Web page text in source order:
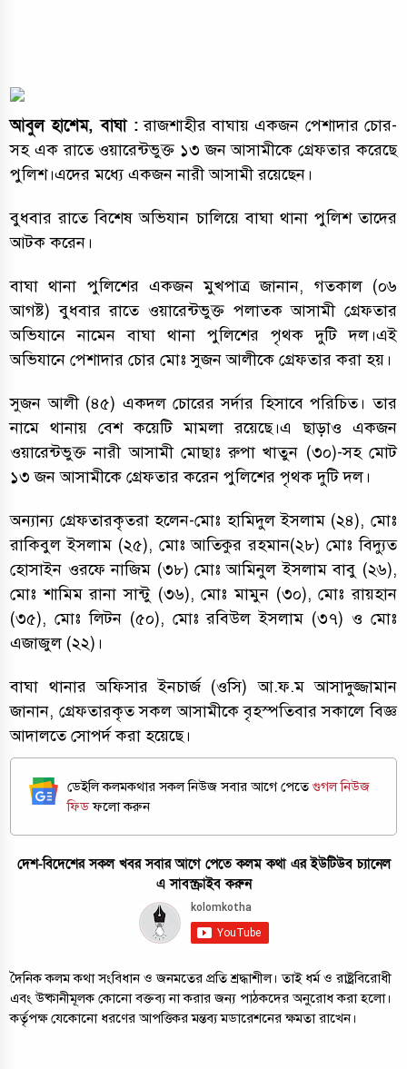
আবুল হাশেম, বাঘা :রাজশাহীর বাঘায় একজন পেশাদার চোর-
সহ এক রাতে ওয়ারেন্টভুক্ত ১৩ জন আসামীকে গ্রেফতার করেছে
পুলিশ।এদের মধ্যে একজন নারী আসামী রয়েছেন।
বুধবার রাতে বিশেষ অভিযান চালিয়ে বাঘা থানা পুলিশ তাদের
আটক করেন।
বাঘা থানা পুলিশের একজন মুখপাত্র জানান, গতকাল (০৬
আগষ্ট) বুধবার রাতে ওয়ারেন্টভুক্ত পলাতক আসামী গ্রেফতার
অভিযানে নামেন বাঘা থানা পুলিশের পৃথক দুটি দল।এই
অভিযানে পেশাদার চোর মোঃ সুজন আলীকে গ্রেফতার করা হয়।
সুজন আলী (৪৫) একদল চোরের সর্দার হিসাবে পরিচিত। তার
নামে থানায় বেশ কয়েটি মামলা রয়েছে।এ ছাড়াও একজন
ওয়ারেন্টভুক্ত নারী আসামী মোছাঃ রুপা খাতুন (৩০)-সহ মোট
১৩ জন আসামীকে গ্রেফতার করেন পুলিশের পৃথক দুটি দল।
অন্যান্য গ্রেফতারকৃতরা হলেন-মোঃ হামিদুল ইসলাম (২৪), মোঃ
রাকিবুল ইসলাম (২৫), মোঃ আতিকুর রহমান(২৮) মোঃ বিদ্যুত
হোসাইন ওরফে নাজিম (৩৮) মোঃ আমিনুল ইসলাম বাবু (২৬),
মোঃ শামিম রানা সান্টু (৩৬), মোঃ মামুন (৩০), মোঃ রায়হান
(৩৫), মোঃ লিটন (৫০), মোঃ রবিউল ইসলাম (৩৭) ও মোঃ
এজাজুল (২২)।
বাঘা থানার অফিসার ইনচার্জ (ওসি) আ.ফ.ম আসাদুজ্জামান
জানান, গ্রেফতারকৃত সকল আসামীকে বৃহস্পতিবার সকালে বিজ্ঞ
আদালতে সোপর্দ করা হয়েছে।
ডেইলি কলমকথার সকল নিউজ সবার আগে পেতেগুগল নিউজ
ফিডফলো করুন
দেশ-বিদেশের সকল খবর সবার আগে পেতে কলম কথা এর ইউটিউব চ্যানেল
এ সাবস্ক্রাইব করুন
দৈনিক কলম কথা সংবিধান ও জনমতের প্রতি শ্রদ্ধাশীল। তাই ধর্ম ও রাষ্ট্রবিরোধী
এবং উষ্কানীমূলক কোনো বক্তব্য না করার জন্য পাঠকদের অনুরোধ করা হলো।
কর্তৃপক্ষ যেকোনো ধরণের আপত্তিকর মন্তব্য মডারেশনের ক্ষমতা রাখেন।